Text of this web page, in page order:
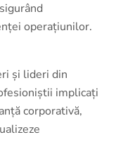
operațiunilor.
și lideri din
implicați
corporativă,